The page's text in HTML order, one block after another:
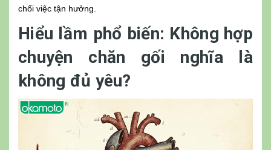
chối việc tận hưởng.
Hiểu lầm phổ biến: Không hợp
chuyện chăn gối nghĩa là
không đủ yêu?